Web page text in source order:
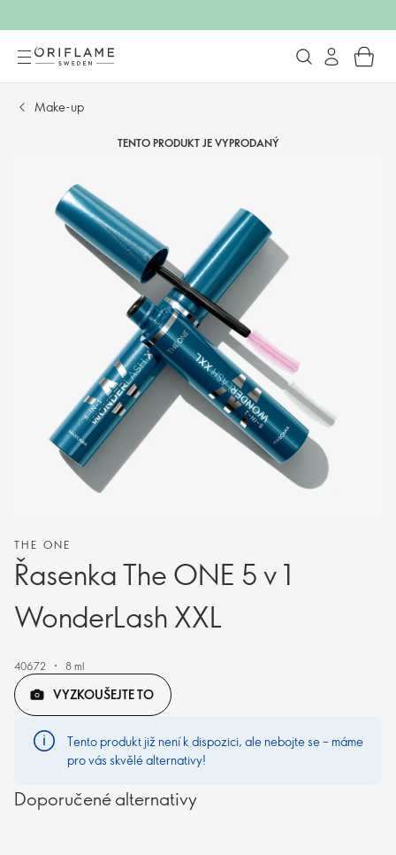
Make-up
TENTO PRODUKT JE VYPRODANÝ
THE ONE
Řasenka The ONE 5 v 1
WonderLash XXL
40672 8 ml
VYZKOUŠEJTE TO
Tento produkt již není k dispozici, ale nebojte se – máme
pro vás skvělé alternativy!
Doporučené alternativy